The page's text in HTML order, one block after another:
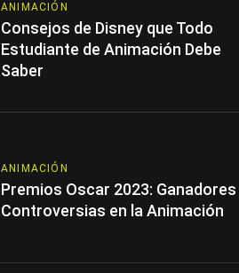
ANIMACIÓN
Consejos de Disney que Todo
Estudiante de Animación Debe
Saber
ANIMACIÓN
Premios Oscar 2023: Ganadores
Controversias en la Animación